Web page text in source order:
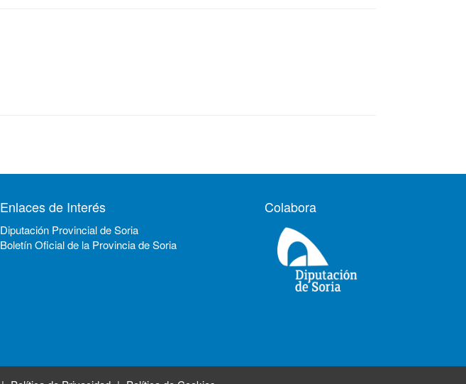
Enlaces de Interés
Diputación Provincial de Soria
Boletín Oficial de la Provincia de Soria
Colabora